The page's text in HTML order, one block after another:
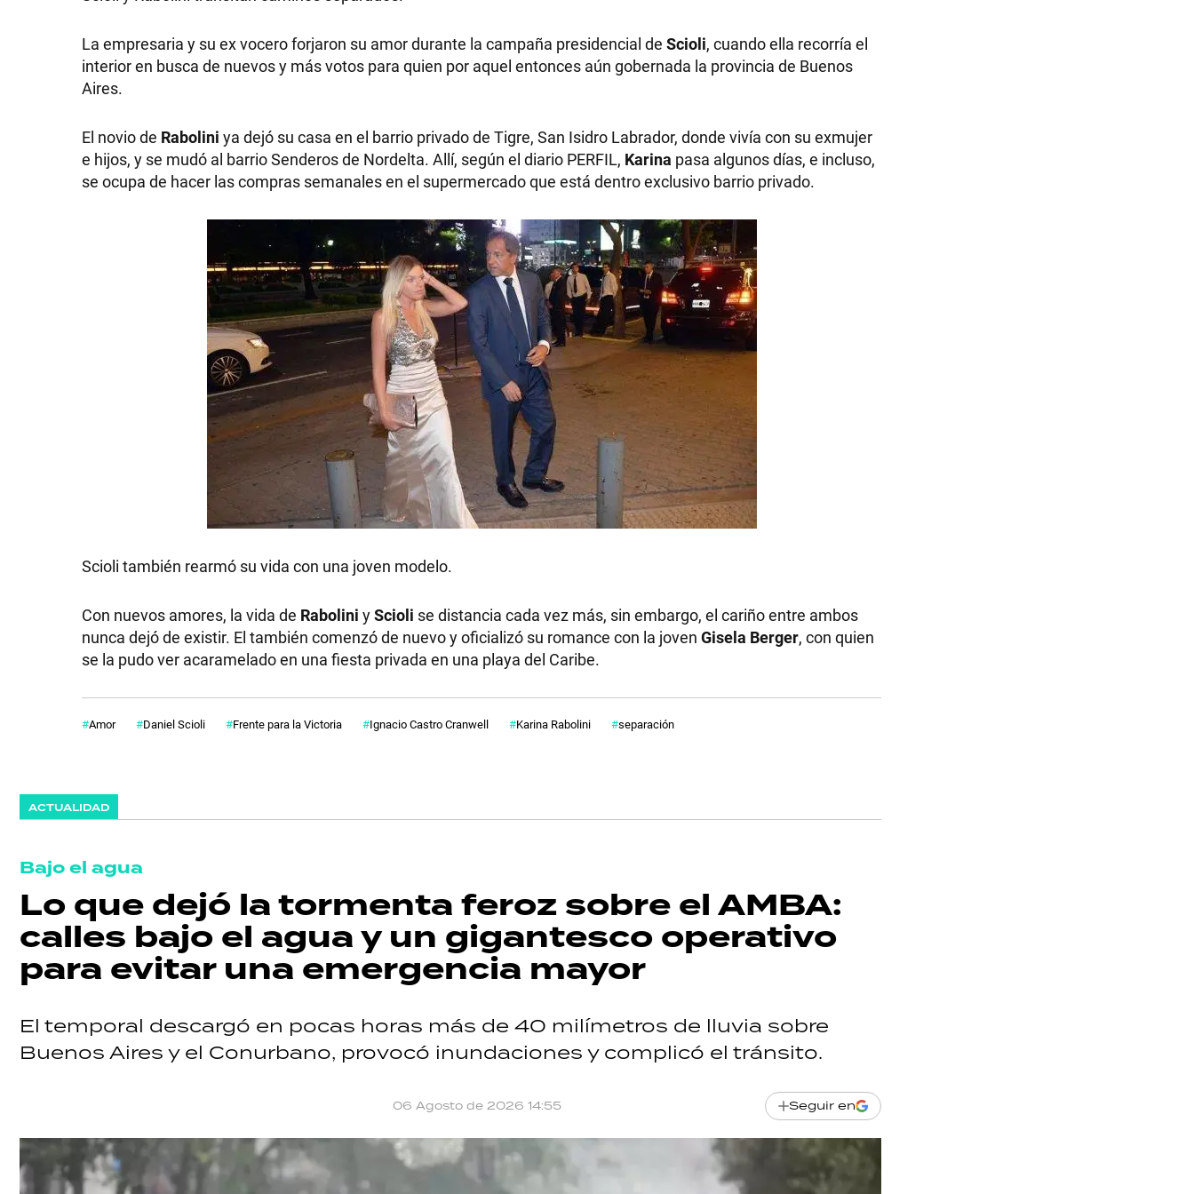
La empresaria y su ex vocero forjaron su amor durante la campaña presidencial de Scioli, cuando ella recorría el
interior en busca de nuevos y más votos para quien por aquel entonces aún gobernada la provincia de Buenos
Aires.
El novio de Rabolini ya dejó su casa en el barrio privado de Tigre, San Isidro Labrador, donde vivía con su exmujer
e hijos, y se mudó al barrio Senderos de Nordelta. Allí, según el diario PERFIL, Karina pasa algunos días, e incluso,
se ocupa de hacer las compras semanales en el supermercado que está dentro exclusivo barrio privado.
Scioli también rearmó su vida con una joven modelo.
Con nuevos amores, la vida de Rabolini yScioli se distancia cada vez más, sin embargo, el cariño entre ambos
nunca dejó de existir. El también comenzó de nuevo y oficializó su romance con la joven Gisela Berger, con quien
se la pudo ver acaramelado en una fiesta privada en una playa del Caribe.
Amor Daniel Scioli Frente para la Victoria Ignacio Castro Cranwell Karina Rabolini separación
ACTUALIDAD
Bajo el agua
Lo que dejó la tormenta feroz sobre el AMBA:
calles bajo el agua y un gigantesco operativo
para evitar una emergencia mayor
El temporal descargó en pocas horas más de 40 milímetros de lluvia sobre
Buenos Aires y el Conurbano, provocó inundaciones y complicó el tránsito.
06 Agosto de 2026 14:55 Seguir en
GRAN
HERMANO
SALUD
DEPORTES
TECNOLOGÍA